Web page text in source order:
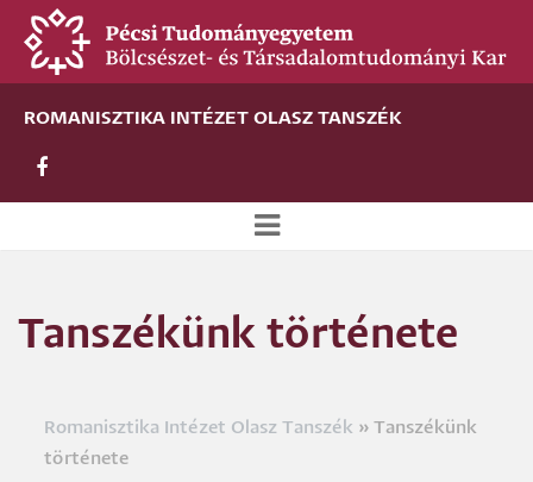
Ugrás
tartalomra
ROMANISZTIKA INTÉZET OLASZ TANSZÉK
alportál
Tanszékünk története
Morzsa
Romanisztika Intézet Olasz Tanszék
Tanszékünk
története